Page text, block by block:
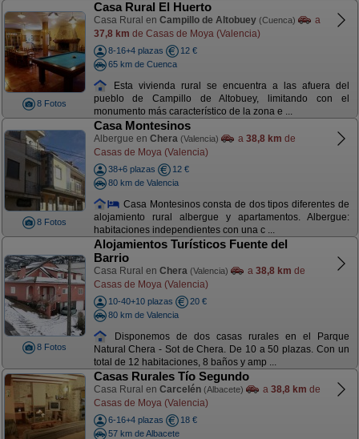
8 Fotos
Casa Rural El Huerto
Casa Rural en Campillo de Altobuey (Cuenca)
a
37,8 km de Casas de Moya (Valencia)
8-16+4 plazas
12 €
65 km de Cuenca
Esta vivienda rural se encuentra a las afuera del
pueblo de Campillo de Altobuey, limitando con el
monumento más característico de la zona e ...
8 Fotos
Casa Montesinos
Albergue en Chera (Valencia) a 38,8 km de
Casas de Moya (Valencia)
38+6 plazas
12 €
80 km de Valencia
Casa Montesinos consta de dos tipos diferentes de
alojamiento rural albergue y apartamentos. Albergue:
habitaciones independientes con una c ...
8 Fotos
Alojamientos Turísticos Fuente del
Barrio
Casa Rural en Chera (Valencia) a 38,8 km de
Casas de Moya (Valencia)
10-40+10 plazas
20 €
80 km de Valencia
Disponemos de dos casas rurales en el Parque
Natural Chera - Sot de Chera. De 10 a 50 plazas. Con un
total de 12 habitaciones, 8 baños y amp ...
Casas Rurales Tío Segundo
Casa Rural en Carcelén (Albacete) a 38,8 km de
Casas de Moya (Valencia)
6-16+4 plazas
18 €
57 km de Albacete